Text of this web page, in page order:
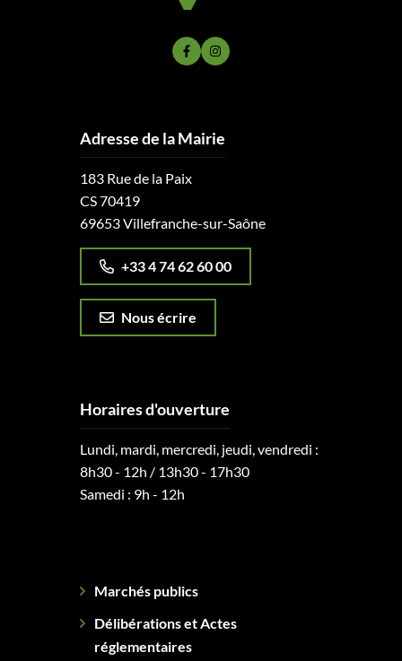
Lien vers le compte Facebook
Lien vers le compte Instagram
Adresse de la Mairie
183 Rue de la Paix
CS 70419
69653 Villefranche-sur-Saône
+33 4 74 62 60 00
Nous écrire
Horaires d'ouverture
Lundi, mardi, mercredi, jeudi, vendredi :
8h30 - 12h / 13h30 - 17h30
Samedi : 9h - 12h
Marchés publics
Délibérations et Actes
réglementaires